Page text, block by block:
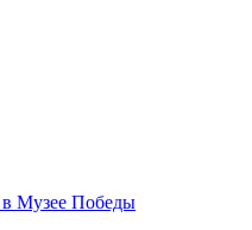
Музее Победы